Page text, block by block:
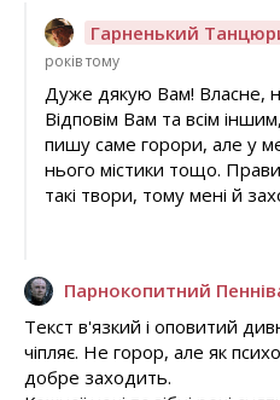
Гарненький
років тому
Дуже дякую Вам! Власне,
Відповім Вам та всім
пишу саме горори, але у
нього містики тощо.
такі твори, тому мені й
Парнокопитний
Текст в'язкий і оповитий
чіпляє. Не горор, але як
добре заходить.